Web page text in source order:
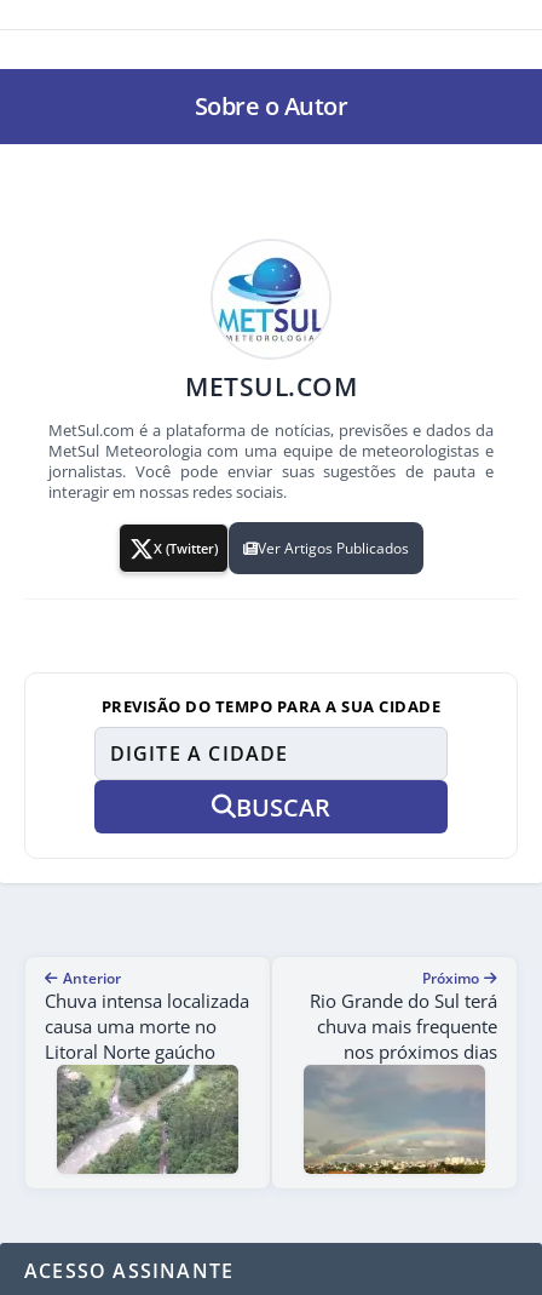
Sobre o Autor
METSUL.COM
MetSul.com é a plataforma de notícias, previsões e dados da
MetSul Meteorologia com uma equipe de meteorologistas e
jornalistas. Você pode enviar suas sugestões de pauta e
interagir em nossas redes sociais.
X (Twitter) Ver Artigos Publicados
PREVISÃO DO TEMPO PARA A SUA CIDADE
BUSCAR
Anterior
Chuva intensa localizada
causa uma morte no
Litoral Norte gaúcho
Próximo
Rio Grande do Sul terá
chuva mais frequente
nos próximos dias
ACESSO ASSINANTE